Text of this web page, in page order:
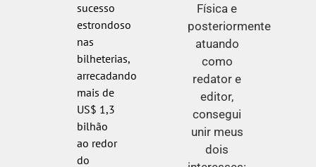
sucesso
estrondoso
nas
bilheterias,
arrecadando
mais de
US$ 1,3
bilhão
ao redor
do
Física e
posteriormente
atuando
como
redator e
editor,
consegui
unir meus
dois